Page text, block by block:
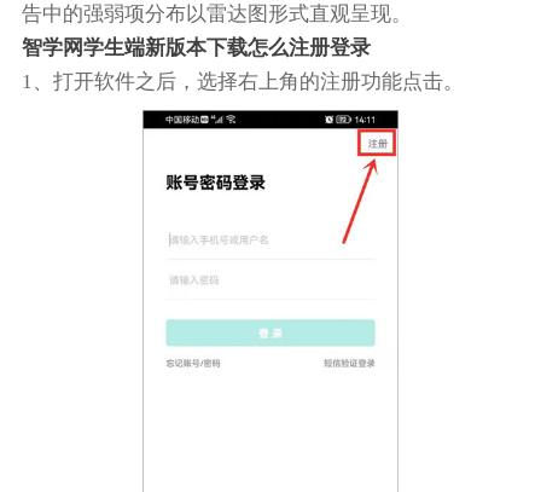
告中的强弱项分布以雷达图形式直观呈现。
智学网学生端新版本下载怎么注册登录
1、打开软件之后，选择右上角的注册功能点击。